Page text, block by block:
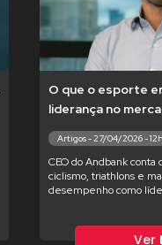
O que o esporte
liderança no
Artigos - 27/04/2026 -
CEO do Andbank conta
ciclismo, triathlons e
desempenho como
Ver